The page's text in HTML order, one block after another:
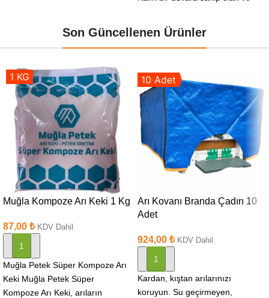
Son Güncellenen Ürünler
1 KG
Muğla Kompoze Arı Keki 1 Kg
87,00 ₺ KDV Dahil
SEPETE EKLE
Muğla Petek Süper Kompoze Arı
Keki Muğla Petek Süper
Kompoze Arı Keki, arıların
10 Adet
Arı Kovanı Branda Çadırı 10
Adet
924,00 ₺ KDV Dahil
SEPETE EKLE
Kardan, kıştan arılarınızı
koruyun. Su geçirmeyen,